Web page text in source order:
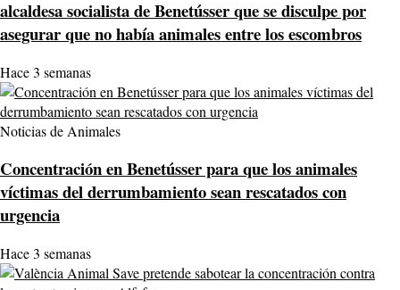
alcaldesa socialista de Benetússer que se disculpe por
asegurar que no había animales entre los escombros
Hace 3 semanas
Noticias de Animales
Concentración en Benetússer para que los animales
víctimas del derrumbamiento sean rescatados con
urgencia
Hace 3 semanas